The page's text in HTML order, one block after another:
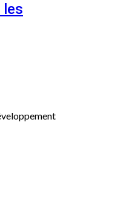
les